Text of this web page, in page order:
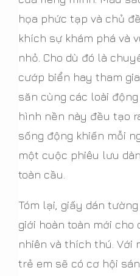
họa phức tạp và chủ
khích sự khám phá và
nhỏ. Cho dù đó là
cướp biển hay tham
săn cùng các loài
hình nền này đều tạo
sống động khiến mỗi
một cuộc phiêu lưu
toàn cầu.
Tóm lại, giấy dán
giới hoàn toàn mới
nhiên và thích thú. Với
trẻ em sẽ có cơ hội